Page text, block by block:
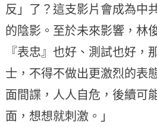
反」了？這支影片會成為中
的陰影。至於未來影響，林
『表忠』也好、測試也好，
士，不得不做出更激烈的表
面間諜，人人自危，後續可
面，想想就刺激。」